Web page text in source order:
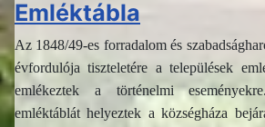
Emléktábla
Az 1848/49-es forradalom és
évfordulója tiszteletére a települések
emlékeztek a történelmi
emléktáblát helyeztek a községháza